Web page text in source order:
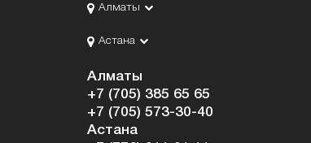
Алматы
Астана
Алматы
+7 (705) 385 65 65
+7 (705) 573-30-40
Астана